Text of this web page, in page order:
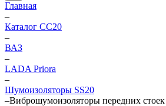
Главная
–
Каталог CC20
–
ВАЗ
–
LADA Priora
–
Шумоизоляторы SS20
–Виброшумоизоляторы передних